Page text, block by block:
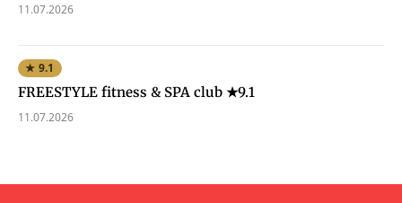
11.07.2026
★ 9.1
FREESTYLE fitness & SPA club ★9.1
11.07.2026